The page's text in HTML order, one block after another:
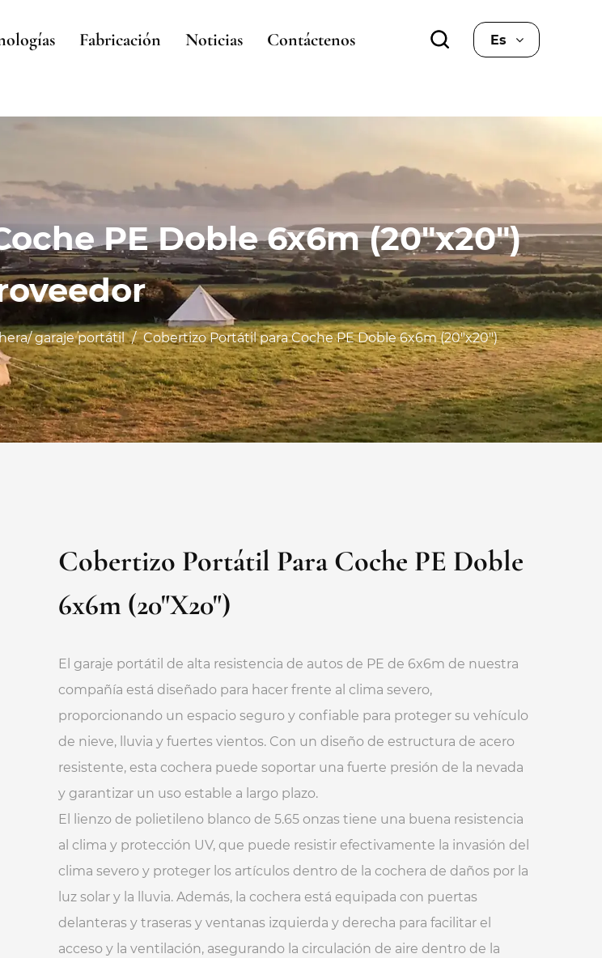
Fabricación Noticias Contáctenos Es
PE Doble 6x6m (20"x20")
garaje portátil / Cobertizo Portátil para Coche PE Doble 6x6m (20"x20")
Cobertizo Portátil Para Coche PE Doble
6x6m (20"x20")
El garaje portátil de alta resistencia de autos de PE de 6x6m de nuestra
compañía está diseñado para hacer frente al clima severo,
proporcionando un espacio seguro y confiable para proteger su vehículo
de nieve, lluvia y fuertes vientos. Con un diseño de estructura de acero
resistente, esta cochera puede soportar una fuerte presión de la nevada
y garantizar un uso estable a largo plazo.
El lienzo de polietileno blanco de 5.65 onzas tiene una buena resistencia
al clima y protección UV, que puede resistir efectivamente la invasión del
clima severo y proteger los artículos dentro de la cochera de daños por la
luz solar y la lluvia. Además, la cochera está equipada con puertas
delanteras y traseras y ventanas izquierda y derecha para facilitar el
acceso y la ventilación, asegurando la circulación de aire dentro de la